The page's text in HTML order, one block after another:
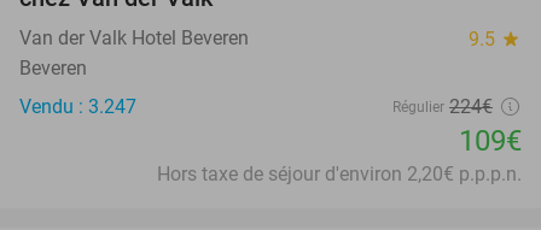
Van der Valk Hotel Beveren 9.5 star
Beveren
Vendu : 3.247
Régulier 224€
109€
Hors taxe de séjour d'environ 2,20€ p.p.p.n.